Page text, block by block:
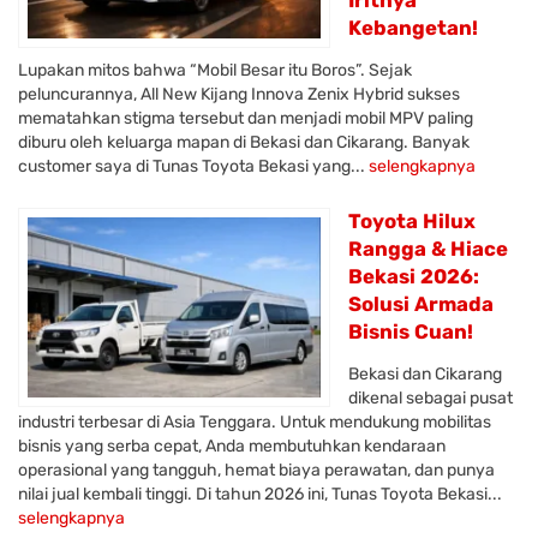
Kebangetan!
Lupakan mitos bahwa “Mobil Besar itu Boros”. Sejak
peluncurannya, All New Kijang Innova Zenix Hybrid sukses
mematahkan stigma tersebut dan menjadi mobil MPV paling
diburu oleh keluarga mapan di Bekasi dan Cikarang. Banyak
customer saya di Tunas Toyota Bekasi yang... selengkapnya
Toyota Hilux
Rangga & Hiace
Bekasi 2026:
Solusi Armada
Bisnis Cuan!
Bekasi dan Cikarang
dikenal sebagai pusat
industri terbesar di Asia Tenggara. Untuk mendukung mobilitas
bisnis yang serba cepat, Anda membutuhkan kendaraan
operasional yang tangguh, hemat biaya perawatan, dan punya
nilai jual kembali tinggi. Di tahun 2026 ini, Tunas Toyota Bekasi...
selengkapnya